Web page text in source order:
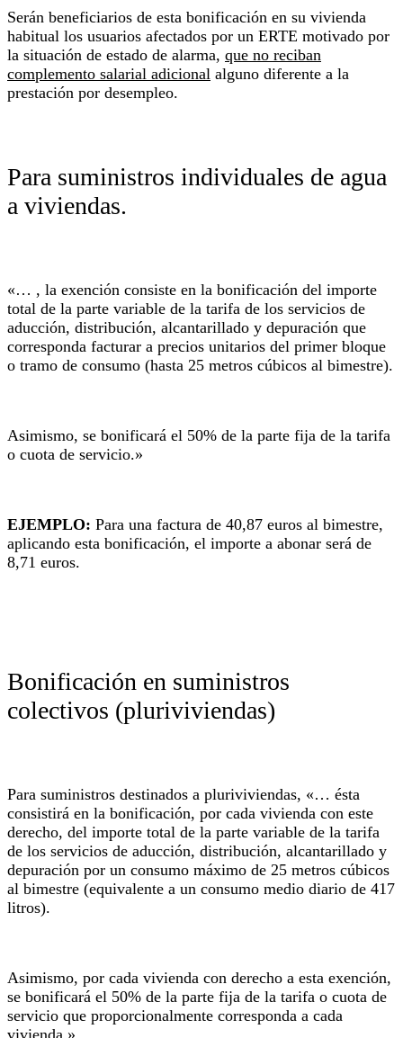
Serán beneficiarios de esta bonificación en su vivienda
habitual los usuarios afectados por un ERTE motivado por
la situación de estado de alarma, que no reciban
complemento salarial adicional alguno diferente a la
prestación por desempleo.
Para suministros individuales de agua
a viviendas.
«… , la exención consiste en la bonificación del importe
total de la parte variable de la tarifa de los servicios de
aducción, distribución, alcantarillado y depuración que
corresponda facturar a precios unitarios del primer bloque
o tramo de consumo (hasta 25 metros cúbicos al bimestre).
Asimismo, se bonificará el 50% de la parte fija de la tarifa
o cuota de servicio.»
EJEMPLO: Para una factura de 40,87 euros al bimestre,
aplicando esta bonificación, el importe a abonar será de
8,71 euros.
Bonificación en suministros
colectivos (pluriviviendas)
Para suministros destinados a pluriviviendas, «… ésta
consistirá en la bonificación, por cada vivienda con este
derecho, del importe total de la parte variable de la tarifa
de los servicios de aducción, distribución, alcantarillado y
depuración por un consumo máximo de 25 metros cúbicos
al bimestre (equivalente a un consumo medio diario de 417
litros).
Asimismo, por cada vivienda con derecho a esta exención,
se bonificará el 50% de la parte fija de la tarifa o cuota de
servicio que proporcionalmente corresponda a cada
vivienda.»